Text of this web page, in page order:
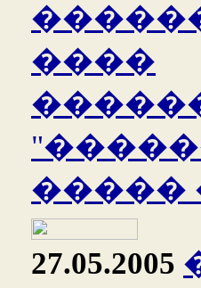
����
�����
27.05.2005